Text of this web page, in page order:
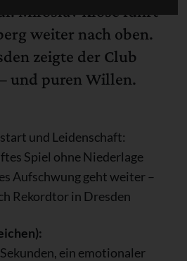
Miroslav Klose führt
weiter nach oben.
zeigte der Club
und puren Willen.
und Leidenschaft:
Spiel ohne Niederlage
Aufschwung geht weiter –
Rekordtor in Dresden
ein emotionaler